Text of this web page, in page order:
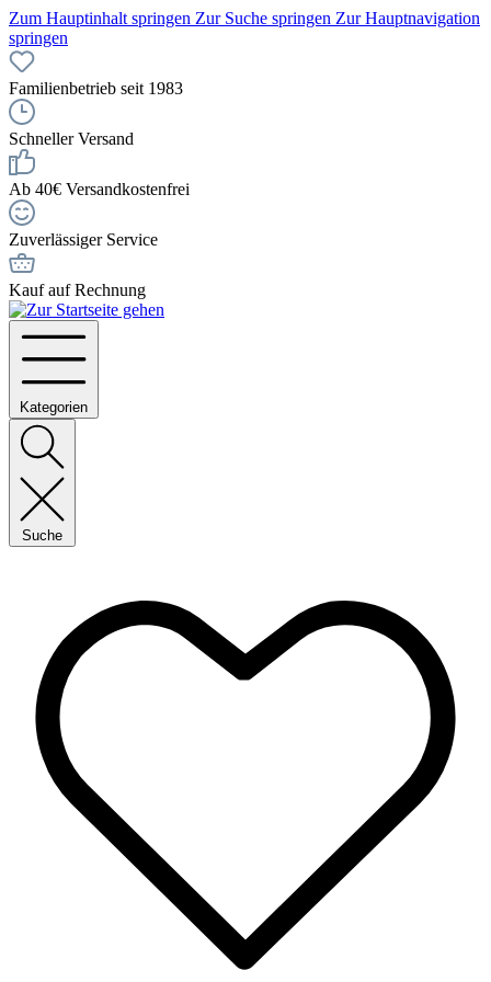
Zum Hauptinhalt springen Zur Suche springen Zur Hauptnavigation
springen
Familienbetrieb seit 1983
Schneller Versand
Ab 40€ Versandkostenfrei
Zuverlässiger Service
Kauf auf Rechnung
Kategorien
Suche